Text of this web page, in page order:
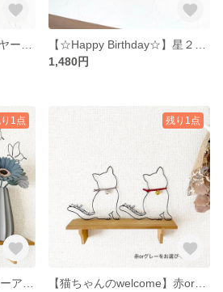
1,480円
1点 残り1点